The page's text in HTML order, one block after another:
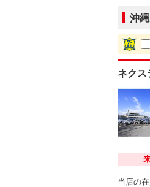
沖
ネク
当店の